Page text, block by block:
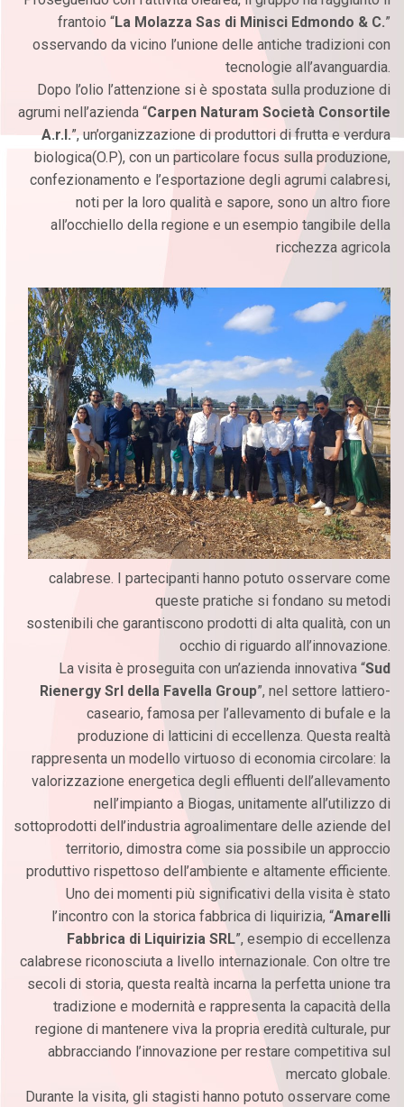
frantoio “La Molazza Sas di Minisci Edmondo & C.”
osservando da vicino l’unione delle antiche tradizioni con
tecnologie all’avanguardia.
Dopo l’olio l’attenzione si è spostata sulla produzione di
agrumi nell’azienda “Carpen Naturam Società Consortile
A.r.l.”, un’organizzazione di produttori di frutta e verdura
biologica(O.P), con un particolare focus sulla produzione,
confezionamento e l’esportazione degli agrumi calabresi,
noti per la loro qualità e sapore, sono un altro fiore
all’occhiello della regione e un esempio tangibile della
ricchezza agricola
calabrese. I partecipanti hanno potuto osservare come
queste pratiche si fondano su metodi
sostenibili che garantiscono prodotti di alta qualità, con un
occhio di riguardo all’innovazione.
La visita è proseguita con un’azienda innovativa “Sud
Rienergy Srl della Favella Group”, nel settore lattiero-
caseario, famosa per l’allevamento di bufale e la
produzione di latticini di eccellenza. Questa realtà
rappresenta un modello virtuoso di economia circolare: la
valorizzazione energetica degli effluenti dell’allevamento
nell’impianto a Biogas, unitamente all’utilizzo di
sottoprodotti dell’industria agroalimentare delle aziende del
territorio, dimostra come sia possibile un approccio
produttivo rispettoso dell’ambiente e altamente efficiente.
Uno dei momenti più significativi della visita è stato
l’incontro con la storica fabbrica di liquirizia, “Amarelli
Fabbrica di Liquirizia SRL”, esempio di eccellenza
calabrese riconosciuta a livello internazionale. Con oltre tre
secoli di storia, questa realtà incarna la perfetta unione tra
tradizione e modernità e rappresenta la capacità della
regione di mantenere viva la propria eredità culturale, pur
abbracciando l’innovazione per restare competitiva sul
mercato globale.
Durante la visita, gli stagisti hanno potuto osservare come